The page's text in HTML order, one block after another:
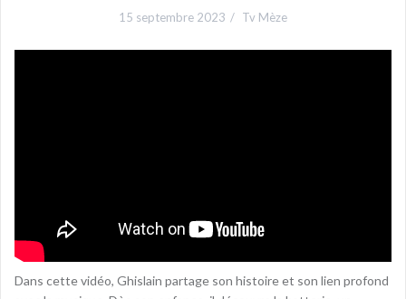
15 septembre 2023 Tv Mèze
Dans cette vidéo, Ghislain partage son histoire et son lien profond